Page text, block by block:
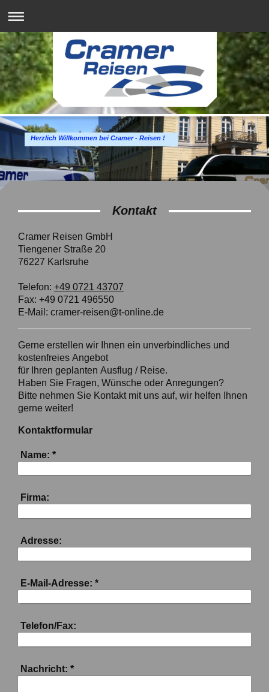
Herzlich Willkommen bei Cramer - Reisen !
Kontakt
Cramer Reisen GmbH
Tiengener Straße 20
76227 Karlsruhe
Telefon: +49 0721 43707
Fax: +49 0721 496550
E-Mail: cramer-reisen@t-online.de
Gerne erstellen wir Ihnen ein unverbindliches und
kostenfreies Angebot
für Ihren geplanten Ausflug / Reise.
Haben Sie Fragen, Wünsche oder Anregungen?
Bitte nehmen Sie Kontakt mit uns auf, wir helfen Ihnen
gerne weiter!
Kontaktformular
Name: *
Firma:
Adresse:
E-Mail-Adresse: *
Telefon/Fax:
Nachricht: *